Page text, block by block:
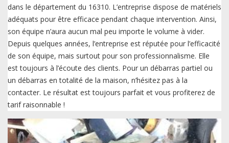
dans le département du 16310. L’entreprise dispose de matériels
adéquats pour être efficace pendant chaque intervention. Ainsi,
son équipe n’aura aucun mal peu importe le volume à vider.
Depuis quelques années, l’entreprise est réputée pour l’efficacité
de son équipe, mais surtout pour son professionnalisme. Elle
est toujours à l’écoute des clients. Pour un débarras partiel ou
un débarras en totalité de la maison, n’hésitez pas à la
contacter. Le résultat est toujours parfait et vous profiterez de
tarif raisonnable !